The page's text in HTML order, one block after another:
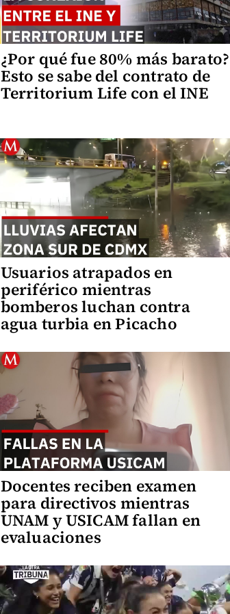
¿Por qué fue 80% más barato?
Esto se sabe del contrato de
Territorium Life con el INE
Usuarios atrapados en
periférico mientras
bomberos luchan contra
agua turbia en Picacho
Docentes reciben examen
para directivos mientras
UNAM y USICAM fallan en
evaluaciones